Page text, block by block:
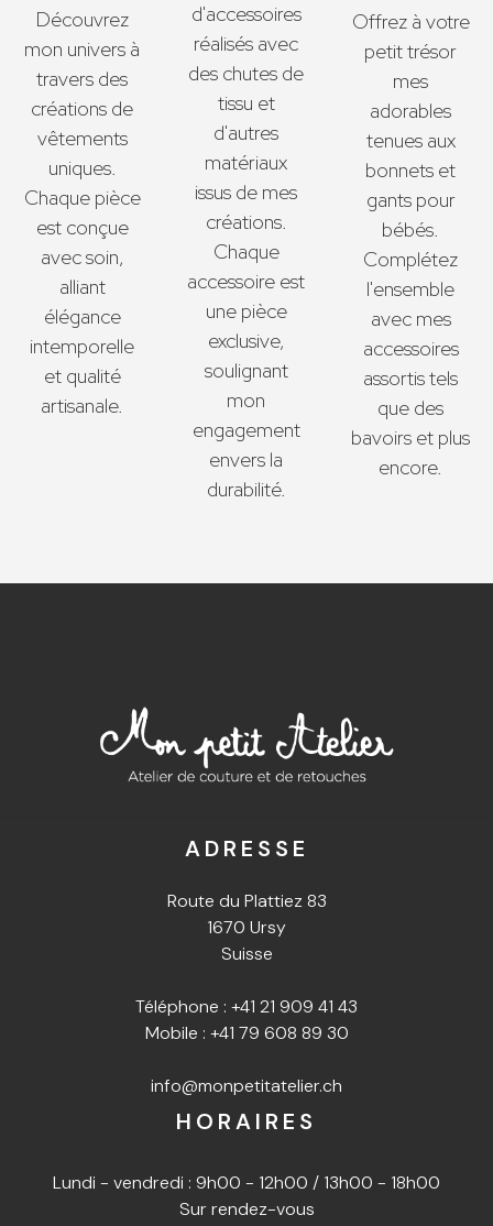
Découvrez
mon univers à
travers des
créations de
vêtements
uniques.
Chaque pièce
est conçue
avec soin,
alliant
élégance
intemporelle
et qualité
artisanale.
d'accessoires
réalisés avec
des chutes de
tissu et
d'autres
matériaux
issus de mes
créations.
Chaque
accessoire est
une pièce
exclusive,
soulignant
mon
engagement
envers la
durabilité.
Offrez à votre
petit trésor
mes
adorables
tenues aux
bonnets et
gants pour
bébés.
Complétez
l'ensemble
avec mes
accessoires
assortis tels
que des
bavoirs et plus
encore.
ADRESSE
Route du Plattiez 83
1670 Ursy
Suisse
Téléphone : +41 21 909 41 43
Mobile : +41 79 608 89 30
info@monpetitatelier.ch
HORAIRES
Lundi - vendredi : 9h00 - 12h00 / 13h00 - 18h00
Sur rendez-vous